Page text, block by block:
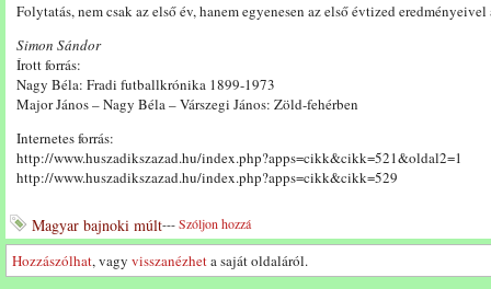
Folytatás, nem csak az első év, hanem egyenesen az első évtized
Simon Sándor
Írott forrás:
Nagy Béla: Fradi futballkrónika 1899-1973
Major János – Nagy Béla – Várszegi János: Zöld-fehérben
Internetes forrás:
http://www.huszadikszazad.hu/index.php?apps=cikk&cikk=521&oldal2=1
http://www.huszadikszazad.hu/index.php?apps=cikk&cikk=529
Magyar bajnoki múlt---Szóljon hozzá
Hozzászólhat, vagy visszanézheta saját oldaláról.